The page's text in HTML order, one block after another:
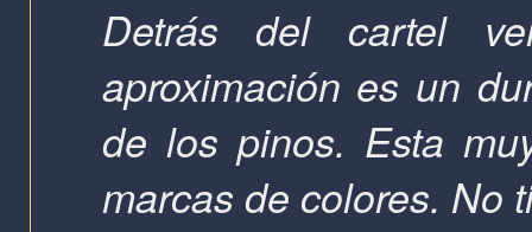
Detrás del cartel
aproximación es un
de los pinos. Esta
marcas de colores. No